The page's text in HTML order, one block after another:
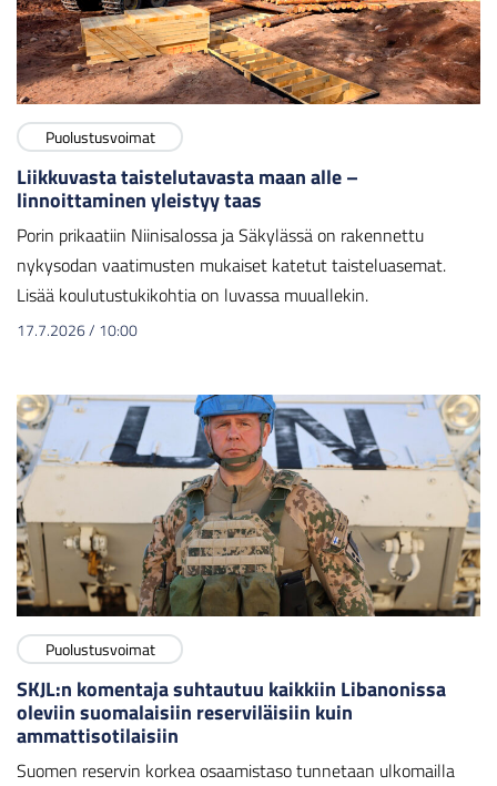
Puolustusvoimat
Liikkuvasta taistelutavasta maan alle –
linnoittaminen yleistyy taas
Porin prikaatiin Niinisalossa ja Säkylässä on rakennettu
nykysodan vaatimusten mukaiset katetut taisteluasemat.
Lisää koulutustukikohtia on luvassa muuallekin.
17.7.2026/ 10:00
Puolustusvoimat
SKJL:n komentaja suhtautuu kaikkiin Libanonissa
oleviin suomalaisiin reserviläisiin kuin
ammattisotilaisiin
Suomen reservin korkea osaamistaso tunnetaan ulkomailla